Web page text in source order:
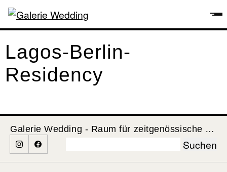
Lagos-Berlin-
Residency
Galerie Wedding - Raum für zeitgenössische Kunst